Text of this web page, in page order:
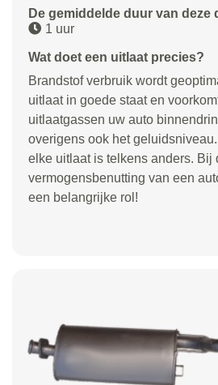
De gemiddelde duur van deze
1 uur
Wat doet een uitlaat precies?
Brandstof verbruik wordt
uitlaat in goede staat en
uitlaatgassen uw auto
overigens ook het
elke uitlaat is telkens anders. Bij
vermogensbenutting van een
een belangrijke rol!